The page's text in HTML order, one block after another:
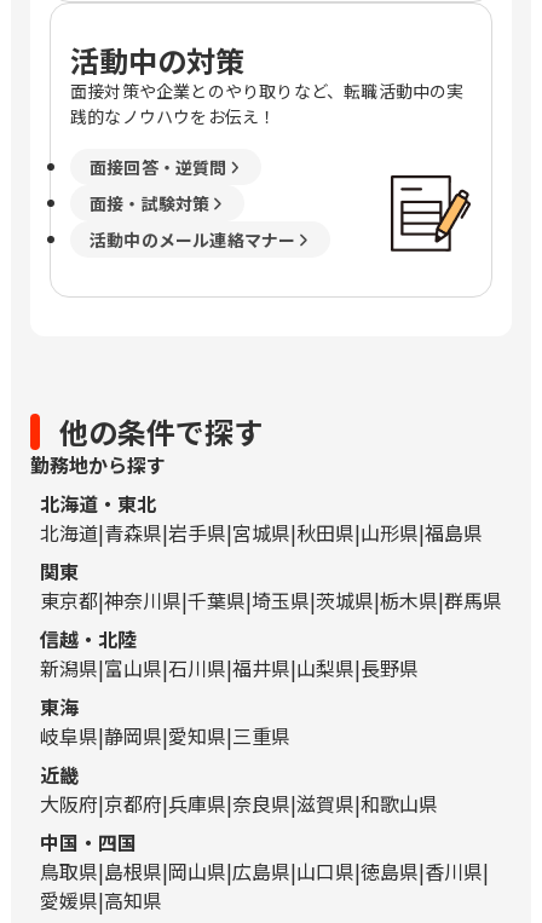
活動中の対策
面接対策や企業とのやり取りなど、転職活動中の実
践的なノウハウをお伝え！
面接回答・逆質問
面接・試験対策
活動中のメール連絡マナー
他の条件で探す
勤務地から探す
北海道・東北
北海道 青森県 岩手県 宮城県 秋田県 山形県 福島県
関東
東京都 神奈川県 千葉県 埼玉県 茨城県 栃木県 群馬県
信越・北陸
新潟県 富山県 石川県 福井県 山梨県 長野県
東海
岐阜県 静岡県 愛知県 三重県
近畿
大阪府 京都府 兵庫県 奈良県 滋賀県 和歌山県
中国・四国
鳥取県 島根県 岡山県 広島県 山口県 徳島県 香川県
愛媛県 高知県